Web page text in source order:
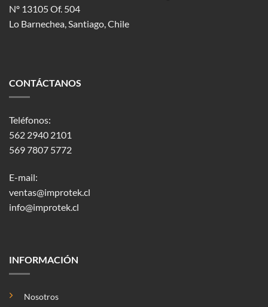
Nº 13105 Of. 504
Lo Barnechea, Santiago, Chile
CONTÁCTANOS
Teléfonos:
562 2940 2101
569 7807 5772
E-mail:
ventas@improtek.cl
info@improtek.cl
INFORMACIÓN
Nosotros